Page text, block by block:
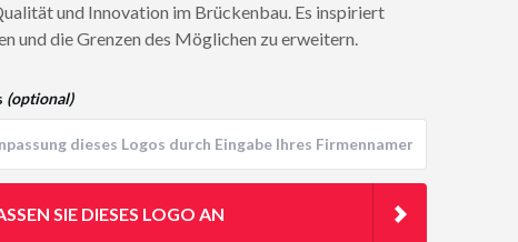
und Innovation im Brückenbau. Es inspiriert
und die Grenzen des Möglichen zu erweitern.
(optional)
SIE DIESES LOGO AN